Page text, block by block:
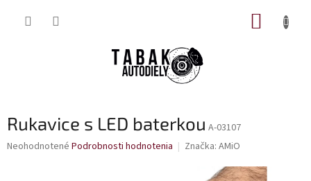
Rukavice s LED baterkou A-03107
Priemerné
Neohodnotené Podrobnosti hodnotenia Značka: AMiO